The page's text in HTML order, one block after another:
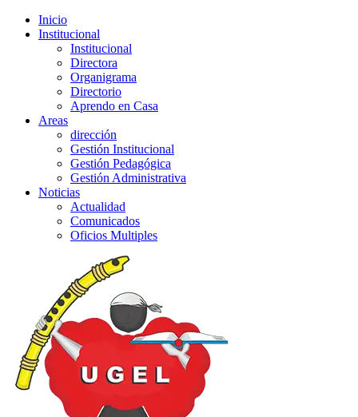
Inicio
Institucional
Institucional
Directora
Organigrama
Directorio
Aprendo en Casa
Areas
dirección
Gestión Institucional
Gestión Pedagógica
Gestión Administrativa
Noticias
Actualidad
Comunicados
Oficios Multiples